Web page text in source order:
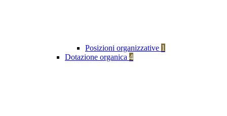
Posizioni organizzative 1
Dotazione organica 4